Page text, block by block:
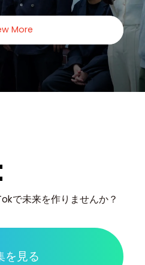
More
で未来を作りませんか？
を見る